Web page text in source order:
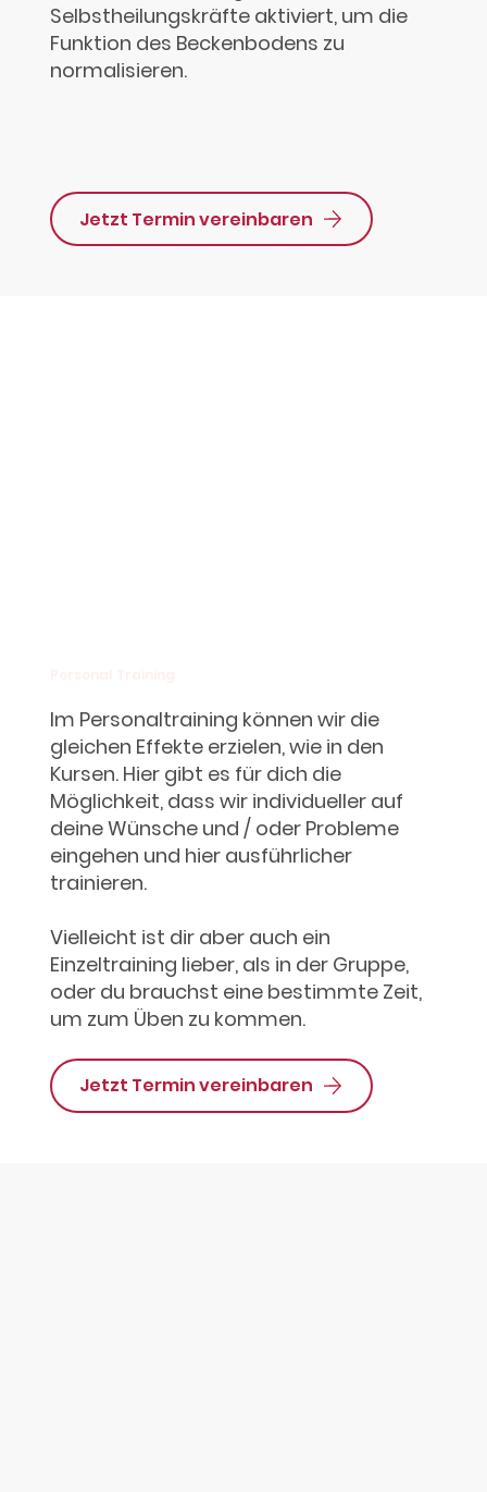
Selbstheilungskräfte aktiviert, um die
Funktion des Beckenbodens zu
normalisieren.
Jetzt Termin vereinbaren
Im Personaltraining können wir die
gleichen Effekte erzielen, wie in den
Kursen. Hier gibt es für dich die
Möglichkeit, dass wir individueller auf
deine Wünsche und / oder Probleme
eingehen und hier ausführlicher
trainieren.
Vielleicht ist dir aber auch ein
Einzeltraining lieber, als in der Gruppe,
oder du brauchst eine bestimmte Zeit,
um zum Üben zu kommen.
Jetzt Termin vereinbaren